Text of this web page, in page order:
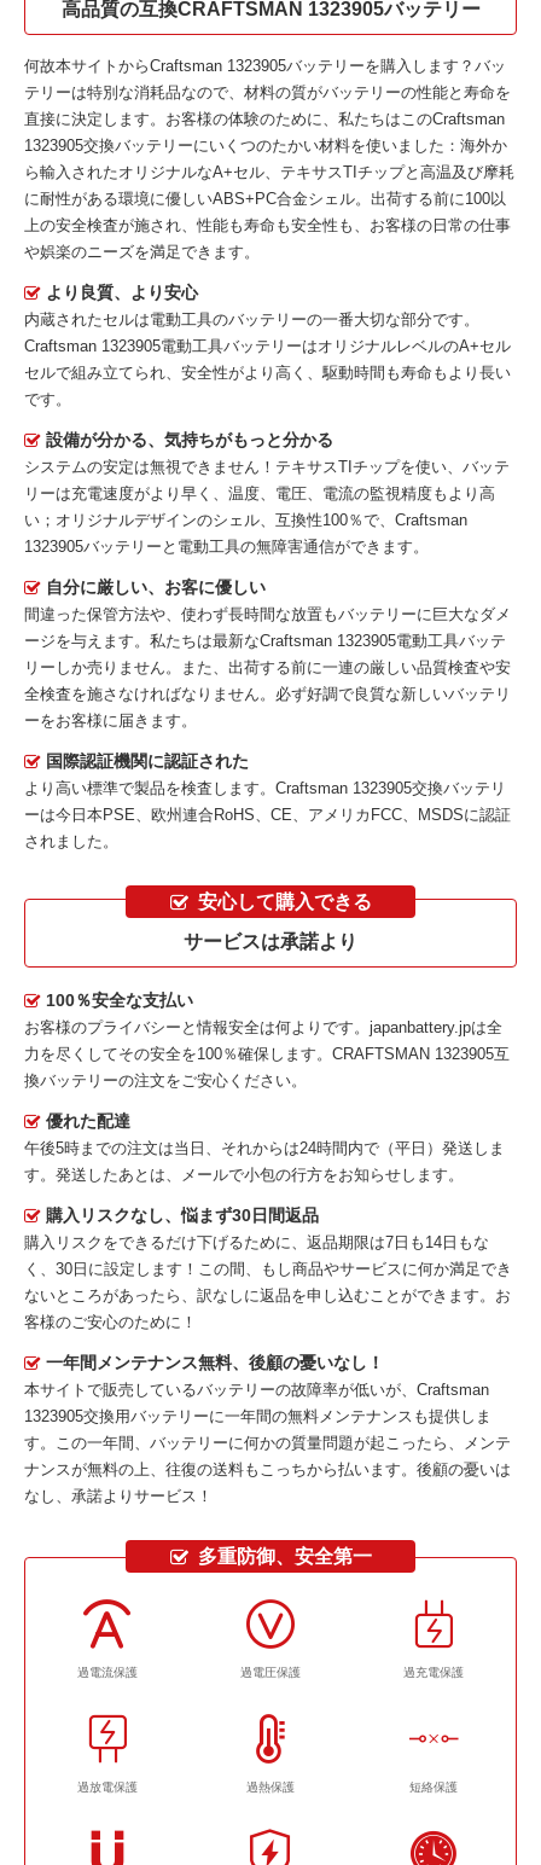
高品質の互換CRAFTSMAN 1323905バッテリー
何故本サイトからCraftsman 1323905バッテリーを購入します？バッ
テリーは特別な消耗品なので、材料の質がバッテリーの性能と寿命を
直接に決定します。お客様の体験のために、私たちはこのCraftsman
1323905交換バッテリーにいくつのたかい材料を使いました：海外か
ら輸入されたオリジナルなA+セル、テキサスTIチップと高温及び摩耗
に耐性がある環境に優しいABS+PC合金シェル。出荷する前に100以
上の安全検査が施され、性能も寿命も安全性も、お客様の日常の仕事
や娯楽のニーズを満足できます。
より良質、より安心
内蔵されたセルは電動工具のバッテリーの一番大切な部分です。
Craftsman 1323905電動工具バッテリーはオリジナルレベルのA+セル
セルで組み立てられ、安全性がより高く、駆動時間も寿命もより長い
です。
設備が分かる、気持ちがもっと分かる
システムの安定は無視できません！テキサスTIチップを使い、バッテ
リーは充電速度がより早く、温度、電圧、電流の監視精度もより高
い；オリジナルデザインのシェル、互換性100％で、Craftsman
1323905バッテリーと電動工具の無障害通信ができます。
自分に厳しい、お客に優しい
間違った保管方法や、使わず長時間な放置もバッテリーに巨大なダメ
ージを与えます。私たちは最新なCraftsman 1323905電動工具バッテ
リー しか売りません。また、出荷する前に一連の厳しい品質検査や安
全検査を施さなければなりません。必ず好調で良質な新しいバッテリ
ーをお客様に届きます。
国際認証機関に認証された
より高い標準で製品を検査します。Craftsman 1323905交換バッテリ
ーは今日本PSE、欧州連合RoHS、CE、アメリカFCC、MSDSに認証
されました。
安心して購入できる
サービスは承諾より
100％安全な支払い
お客様のプライバシーと情報安全は何よりです。japanbattery.jpは全
力を尽くしてその安全を100％確保します。 CRAFTSMAN 1323905互
換バッテリーの注文をご安心ください。
優れた配達
午後5時までの注文は当日、それからは24時間内で（平日）発送しま
す。発送したあとは、メールで小包の行方をお知らせします。
購入リスクなし、悩まず30日間返品
購入リスクをできるだけ下げるために、返品期限は7日も14日もな
く、30日に設定します！この間、もし商品やサービスに何か満足でき
ないところがあったら、訳なしに返品を申し込むことができます。お
客様のご安心のために！
一年間メンテナンス無料、後顧の憂いなし！
本サイトで販売しているバッテリーの故障率が低いが、 Craftsman
1323905交換用バッテリーに一年間の無料メンテナンスも提供しま
す。この一年間、バッテリーに何かの質量問題が起こったら、メンテ
ナンスが無料の上、往復の送料もこっちから払います。後顧の憂いは
なし、承諾よりサービス！
多重防御、安全第一
過電流保護 過電圧保護 過充電保護
過放電保護 過熱保護 短絡保護